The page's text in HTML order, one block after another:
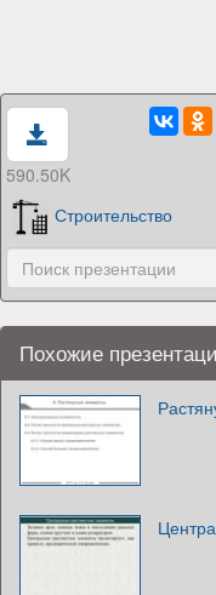
590.50K
Строительство
Похожие